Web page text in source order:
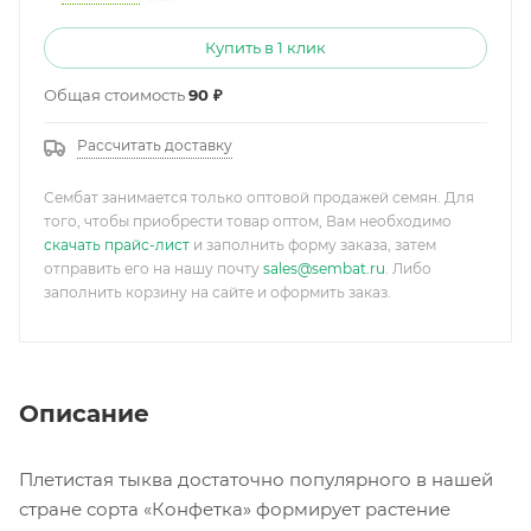
Купить в 1 клик
Общая стоимость90 ₽
Рассчитать доставку
Сембат занимается только оптовой продажей семян. Для
того, чтобы приобрести товар оптом, Вам необходимо
скачать прайс-лист и заполнить форму заказа, затем
отправить его на нашу почту sales@sembat.ru. Либо
заполнить корзину на сайте и оформить заказ.
Описание
Плетистая тыква достаточно популярного в нашей
стране сорта «Конфетка» формирует растение